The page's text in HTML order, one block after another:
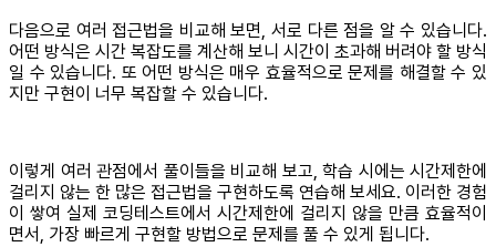
다음으로 여러 접근법을 비교해 보면, 서로 다른 점을 알 수 있습니다.
어떤 방식은 시간 복잡도를 계산해 보니 시간이 초과해 버려야 할 방식
일 수 있습니다. 또 어떤 방식은 매우 효율적으로 문제를 해결할 수 있
지만 구현이 너무 복잡할 수 있습니다.
이렇게 여러 관점에서 풀이들을 비교해 보고, 학습 시에는 시간제한에
걸리지 않는 한 많은 접근법을 구현하도록 연습해 보세요. 이러한 경험
이 쌓여 실제 코딩테스트에서 시간제한에 걸리지 않을 만큼 효율적이
면서, 가장 빠르게 구현할 방법으로 문제를 풀 수 있게 됩니다.